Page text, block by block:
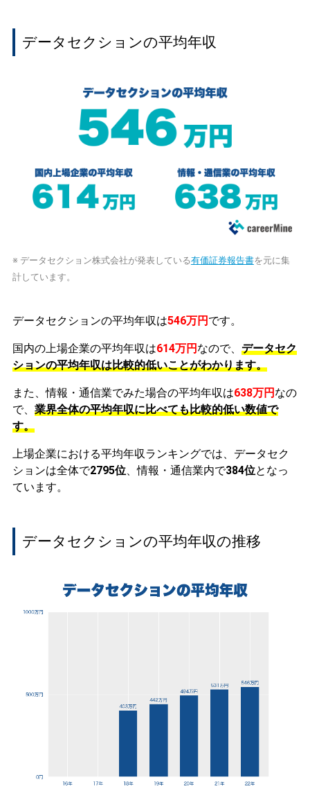
データセクションの平均年収
※ データセクション株式会社が発表している有価証券報告書を元に集
計しています。
データセクションの平均年収は546万円 です。
国内の上場企業の平均年収は614万円 なので、 データセク
ションの平均年収は比較的低いことがわかります。
また、情報・通信業でみた場合の平均年収は638万円 なの
で、 業界全体の平均年収に比べても比較的低い数値で
す。
上場企業における平均年収ランキングでは、データセク
ションは全体で2795位、情報・通信業内で384位となっ
ています。
データセクションの平均年収の推移